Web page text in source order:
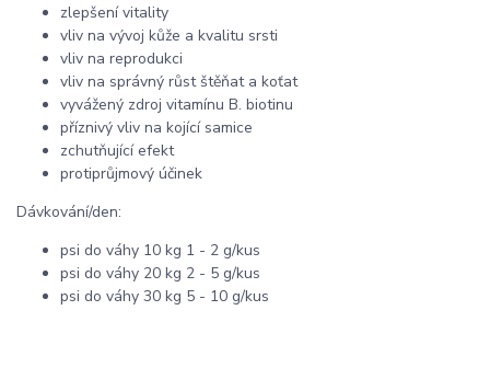
zlepšení vitality
vliv na vývoj kůže a kvalitu srsti
vliv na reprodukci
vliv na správný růst štěňat a koťat
vyvážený zdroj vitamínu B. biotinu
příznivý vliv na kojící samice
zchutňující efekt
protiprůjmový účinek
Dávkování/den:
psi do váhy 10 kg 1 - 2 g/kus
psi do váhy 20 kg 2 - 5 g/kus
psi do váhy 30 kg 5 - 10 g/kus